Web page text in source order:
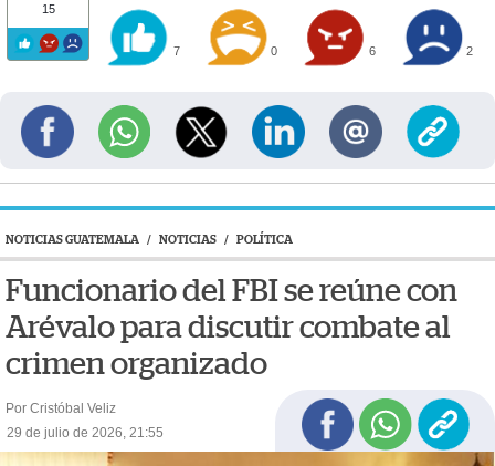
15
7 0 6 2
NOTICIAS GUATEMALA / NOTICIAS / POLÍTICA
Funcionario del FBI se reúne con
Arévalo para discutir combate al
crimen organizado
Por Cristóbal Veliz
29 de julio de 2026, 21:55